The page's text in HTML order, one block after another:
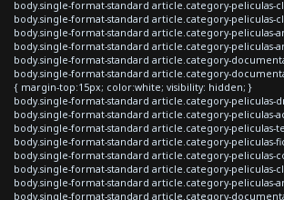
body.single-format-standard article.category-peliculas-
body.single-format-standard article.category-peliculas-
body.single-format-standard article.category-peliculas-
body.single-format-standard article.category-peliculas-
body.single-format-standard article.category-
body.single-format-standard article.category-
{ margin-top:15px; color:white; visibility: hidden; }
body.single-format-standard article.category-peliculas-
body.single-format-standard article.category-peliculas-
body.single-format-standard article.category-peliculas-
body.single-format-standard article.category-peliculas-
body.single-format-standard article.category-peliculas-
body.single-format-standard article.category-peliculas-
body.single-format-standard article.category-peliculas-
body.single-format-standard article.category-